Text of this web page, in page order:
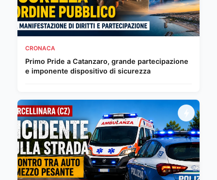
CRONACA
Primo Pride a Catanzaro, grande partecipazione
e imponente dispositivo di sicurezza